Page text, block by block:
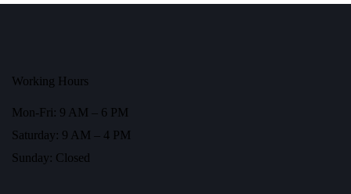
Working Hours
Mon-Fri: 9 AM – 6 PM
Saturday: 9 AM – 4 PM
Sunday: Closed